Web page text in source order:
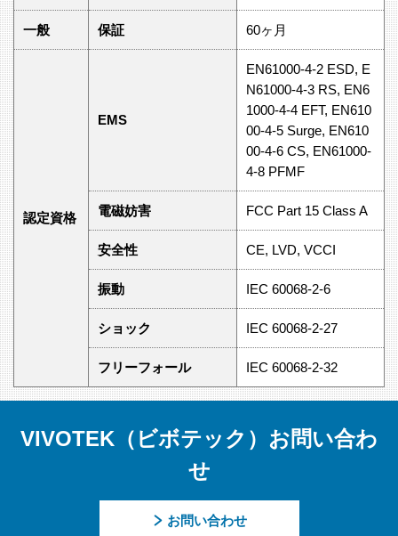
一般 保証 60ヶ月
認定資格
EMS
EN61000-4-2 ESD, E
N61000-4-3 RS, EN6
1000-4-4 EFT, EN610
00-4-5 Surge, EN610
00-4-6 CS, EN61000-
4-8 PFMF
電磁妨害 FCC Part 15 Class A
安全性 CE, LVD, VCCI
振動 IEC 60068-2-6
ショック IEC 60068-2-27
フリーフォール IEC 60068-2-32
VIVOTEK（ビボテック）お問い合わ
せ
お問い合わせ